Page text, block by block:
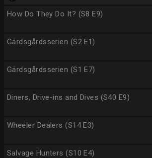
How Do They Do It? (S8 E9)
Gärdsgårdsserien (S2 E1)
Gärdsgårdsserien (S1 E7)
Diners, Drive-ins and Dives (S40 E9)
Wheeler Dealers (S14 E3)
Salvage Hunters (S10 E4)